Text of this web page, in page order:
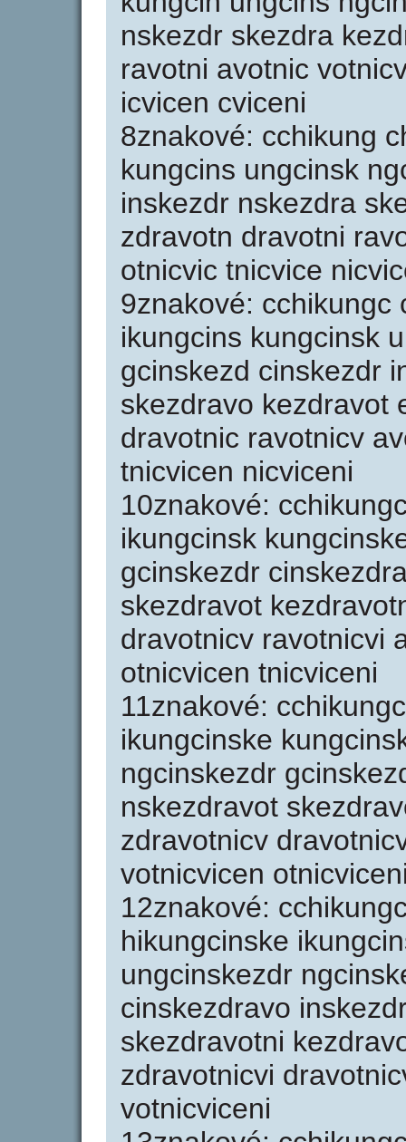
nskezdr skezdra
ravotni avotnic
icvicen cviceni
8znakové: cchikung
kungcins ungcinsk
inskezdr nskezdra
zdravotn dravotni
otnicvic tnicvice
9znakové: cchikungc
ikungcins kungcinsk
gcinskezd cinskezdr
skezdravo kezdravot
dravotnic ravotnicv
tnicvicen nicviceni
10znakové:
ikungcinsk
gcinskezdr
skezdravot
dravotnicv ravotnicvi
otnicvicen tnicviceni
11znakové:
ikungcinske
ngcinskezdr
nskezdravot
zdravotnicv
votnicvicen
12znakové:
hikungcinske
ungcinskezdr
cinskezdravo
skezdravotni
zdravotnicvi
votnicviceni